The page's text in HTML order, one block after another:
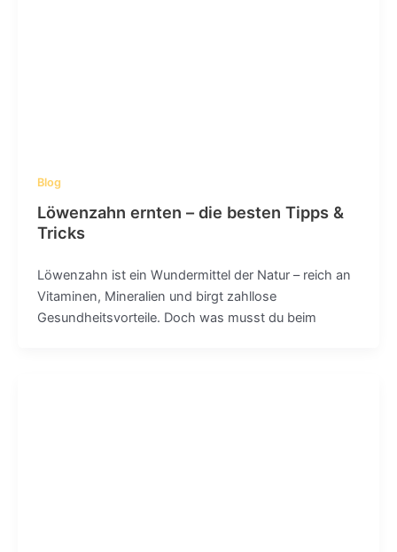
Blog
Löwenzahn ernten – die besten Tipps &
Tricks
Löwenzahn ist ein Wundermittel der Natur – reich an
Vitaminen, Mineralien und birgt zahllose
Gesundheitsvorteile. Doch was musst du beim